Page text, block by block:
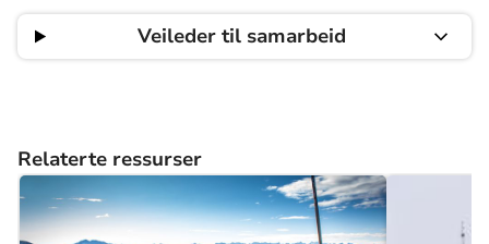
Veileder til samarbeid
Relaterte ressurser